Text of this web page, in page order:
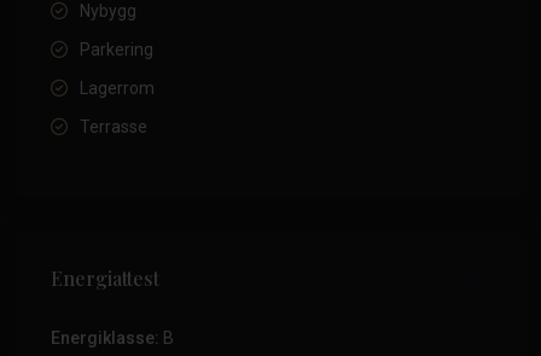
Nybygg
Parkering
Lagerrom
Terrasse
Energiattest
Energiklasse: B